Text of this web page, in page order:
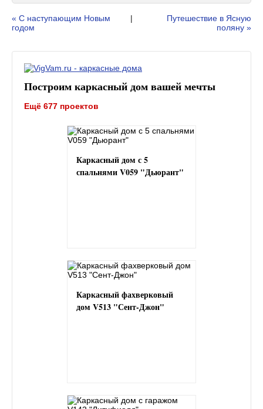
« С наступающим Новым
годом
|
Путешествие в Ясную
поляну »
Построим каркасный дом вашей мечты
Ещё 677 проектов
Каркасный дом с 5
спальнями V059 "Дьюрант"
Каркасный фахверковый
дом V513 "Сент-Джон"